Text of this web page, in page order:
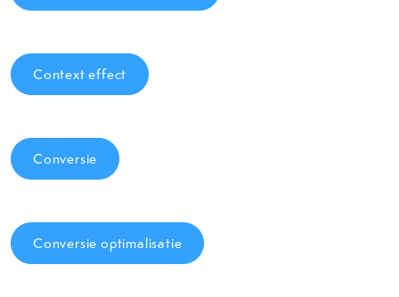
Context effect
Conversie
Conversie optimalisatie